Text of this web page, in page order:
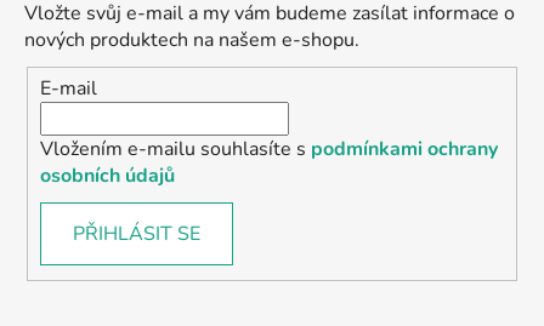
Vložte svůj e-mail a my vám budeme zasílat informace o
nových produktech na našem e-shopu.
E-mail
Vložením e-mailu souhlasíte s podmínkami ochrany
osobních údajů
PŘIHLÁSIT SE